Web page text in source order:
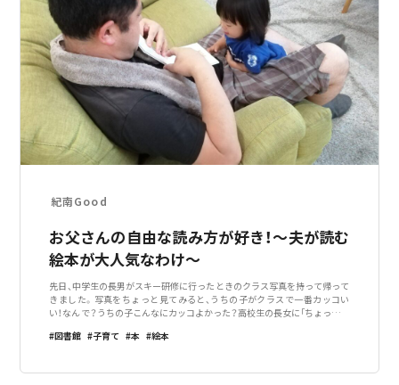
紀南Good
お父さんの自由な読み方が好き！～夫が読む
絵本が大人気なわけ～
先日、中学生の長男がスキー研修に行ったときのクラス写真を持って帰って
きました。写真をちょっと見てみると、うちの子がクラスで一番カッコい
い！なんで？うちの子こんなにカッコよかった？高校生の長女に「ちょっと一
てしまいました。よくよく
図書館 子育て 本 絵本